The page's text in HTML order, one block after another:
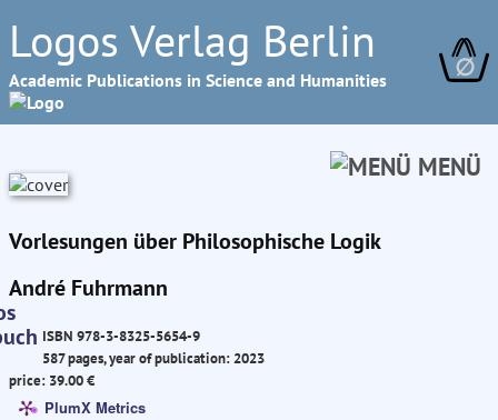
Logos Verlag Berlin
Academic Publications in Science and Humanities ∅
MENÜ
Vorlesungen über Philosophische Logik
André Fuhrmann
ISBN 978-3-8325-5654-9
587 pages, year of publication: 2023
price: 39.00 €
PlumX Metrics